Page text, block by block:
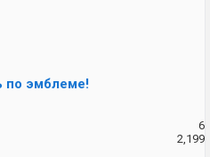
по эмблеме!
6
2,199